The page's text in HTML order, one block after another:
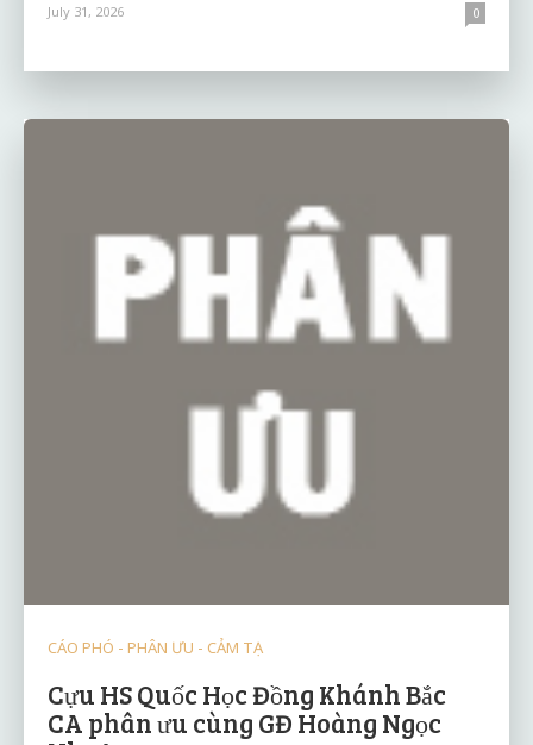
July 31, 2026 0
CÁO PHÓ - PHÂN ƯU - CẢM TẠ
Cựu HS Quốc Học Đồng Khánh Bắc
CA phân ưu cùng GĐ Hoàng Ngọc